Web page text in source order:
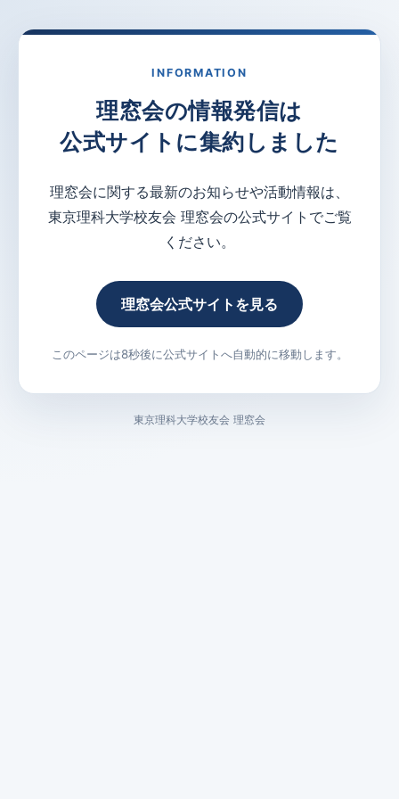
INFORMATION
理窓会の情報発信は
公式サイトに集約しました
理窓会に関する最新のお知らせや活動情報は、
東京理科大学校友会 理窓会の公式サイトでご覧
ください。
理窓会公式サイトを見る
このページは8秒後に公式サイトへ自動的に移動します。
東京理科大学校友会 理窓会